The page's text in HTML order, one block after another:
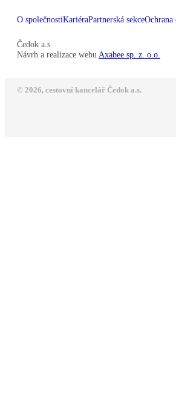
O společnostiKariéraPartnerská sekceOchrana
Čedok a.s
Návrh a realizace webu Axabee sp. z. o.o.
© 2026, cestovní kancelář Čedok a.s.